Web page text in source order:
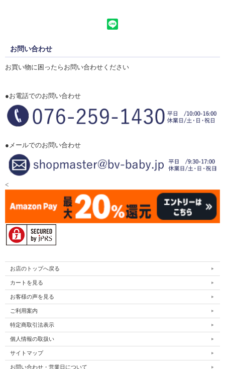
お問い合わせ
お買い物に困ったらお問い合わせください
●お電話でのお問い合わせ
●メールでのお問い合わせ
<
お店のトップへ戻る
カートを見る
お客様の声を見る
ご利用案内
特定商取引法表示
個人情報の取扱い
サイトマップ
お問い合わせ・営業日について